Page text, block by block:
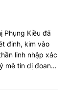
định của Bộ
Phụng Kiều đã
đinh, kim vào
linh nhập xác
mê tín dị đoan